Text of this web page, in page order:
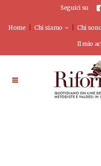
Seguici su
Home Chi siamo Chi
Il mio